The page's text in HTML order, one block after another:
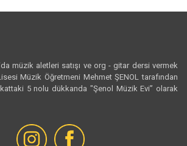
müzik aletleri satışı ve org - gitar dersi vermek
Müzik Öğretmeni Mehmet ŞENOL tarafından
kattaki 5 nolu dükkanda "Şenol Müzik Evi” olarak